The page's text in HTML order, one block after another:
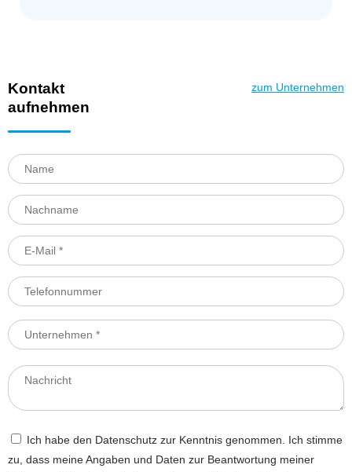
Kontakt
aufnehmen
zum Unternehmen
Ich habe den Datenschutz zur Kenntnis genommen. Ich stimme
zu, dass meine Angaben und Daten zur Beantwortung meiner